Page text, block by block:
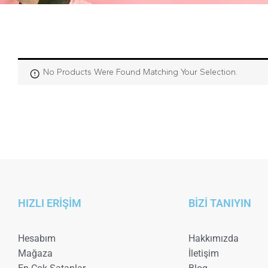
No Products Were Found Matching Your Selection.
HIZLI ERİŞİM
Hesabım
Mağaza
BİZİ TANIYIN
Hakkımızda
İletişim